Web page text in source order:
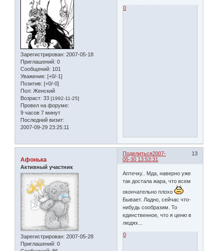
Зарегистрирован: 2007-05-18
Приглашений: 0
Сообщений: 101
Уважение: [+0/-1]
Позитив: [+0/-0]
Пол: Женский
Возраст: 33 [1992-11-25]
Провел на форуме:
9 часов 7 минут
Последний визит:
2007-09-29 23:25:11
0
Поделиться 13
2007-
05-30 13:53:31
Афонька
Активный участник
Зарегистрирован: 2007-05-28
Приглашений: 0
Аптечку.. Мда, наверно уже
так достала жара, что всем
окончательно плохо
Бывает. Ладно, сейчас что-
нибудь сообразим. То
единственное, что я ценю в
людях...
0